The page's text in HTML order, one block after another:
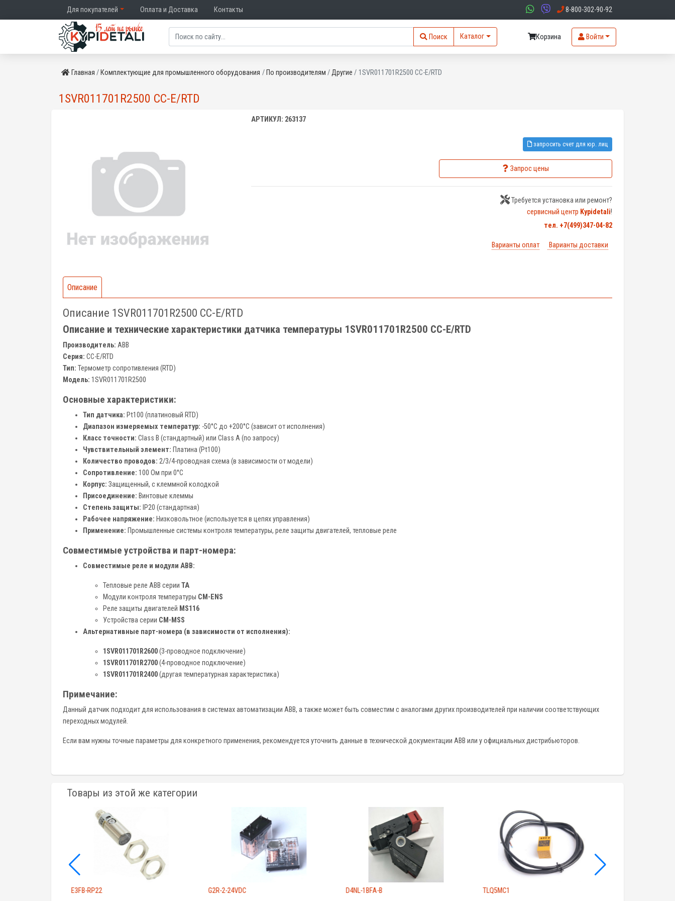
Для покупателей Оплата и Доставка Контакты 8-800-302-90-92
Поиск Каталог Корзина Войти
Главная Комплектующие для промышленного оборудования По производителям Другие 1SVR011701R2500 CC-E/RTD
1SVR011701R2500 CC-E/RTD
АРТИКУЛ: 263137
запросить счет для юр. лиц
Запрос цены
Требуется установка или ремонт?
сервисный центр Kypidetali!
тел. +7(499)347-04-82
Варианты оплат Варианты доставки
Описание
Описание 1SVR011701R2500 CC-E/RTD
Описание и технические характеристики датчика температуры 1SVR011701R2500 CC-E/RTD
Производитель: ABB
Серия: CC-E/RTD
Тип: Термометр сопротивления (RTD)
Модель: 1SVR011701R2500
Основные характеристики:
Тип датчика: Pt100 (платиновый RTD)
Диапазон измеряемых температур: -50°C до +200°C (зависит от исполнения)
Класс точности: Class B (стандартный) или Class A (по запросу)
Чувствительный элемент: Платина (Pt100)
Количество проводов: 2/3/4-проводная схема (в зависимости от модели)
Сопротивление: 100 Ом при 0°C
Корпус: Защищенный, с клеммной колодкой
Присоединение: Винтовые клеммы
Степень защиты: IP20 (стандартная)
Рабочее напряжение: Низковольтное (используется в цепях управления)
Применение: Промышленные системы контроля температуры, реле защиты двигателей, тепловые реле
Совместимые устройства и парт-номера:
Совместимые реле и модули ABB:
Тепловые реле ABB серии TA
Модули контроля температуры CM-ENS
Реле защиты двигателей MS116
Устройства серии CM-MSS
Альтернативные парт-номера (в зависимости от исполнения):
1SVR011701R2600(3-проводное подключение)
1SVR011701R2700(4-проводное подключение)
1SVR011701R2400(другая температурная характеристика)
Примечание:
Данный датчик подходит для использования в системах автоматизации ABB, а также может быть совместим с аналогами других производителей при наличии соответствующих
переходных модулей.
Если вам нужны точные параметры для конкретного применения, рекомендуется уточнить данные в технической документации ABB или у официальных дистрибьюторов.
Товары из этой же категории
E3FB-RP22 G2R-2-24VDC D4NL-1BFA-B TLQ5MC1